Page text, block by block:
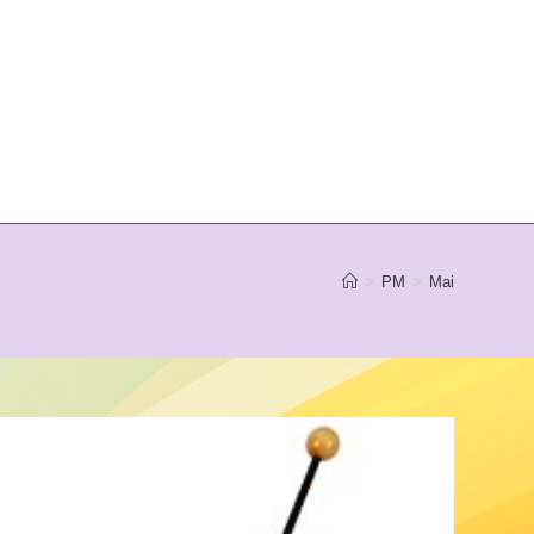
> PM > Mai